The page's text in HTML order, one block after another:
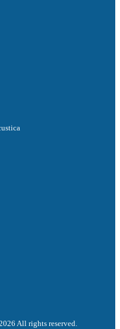
All rights reserved.